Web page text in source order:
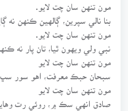
مون تنهن سان چت لايو.
بنا نالي سپرين، ڳالهين ڪنهن نه
مون تنهن سان چت لايو.
نبي ولي ويهون ٿيا، تان پار نه
مون تنهن سان چت لايو
سبحان حبڪ معرفت، اهو سور سڀ
مون تنهن سان چت لايو
صادق انهي سڪ ۾، روئي رت